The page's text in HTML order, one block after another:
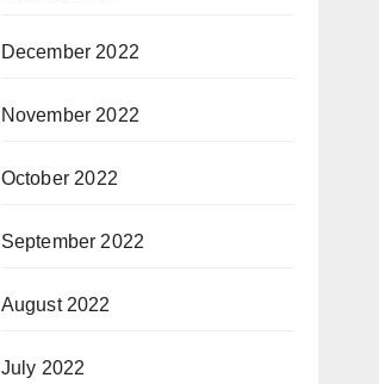
December 2022
November 2022
October 2022
September 2022
August 2022
July 2022